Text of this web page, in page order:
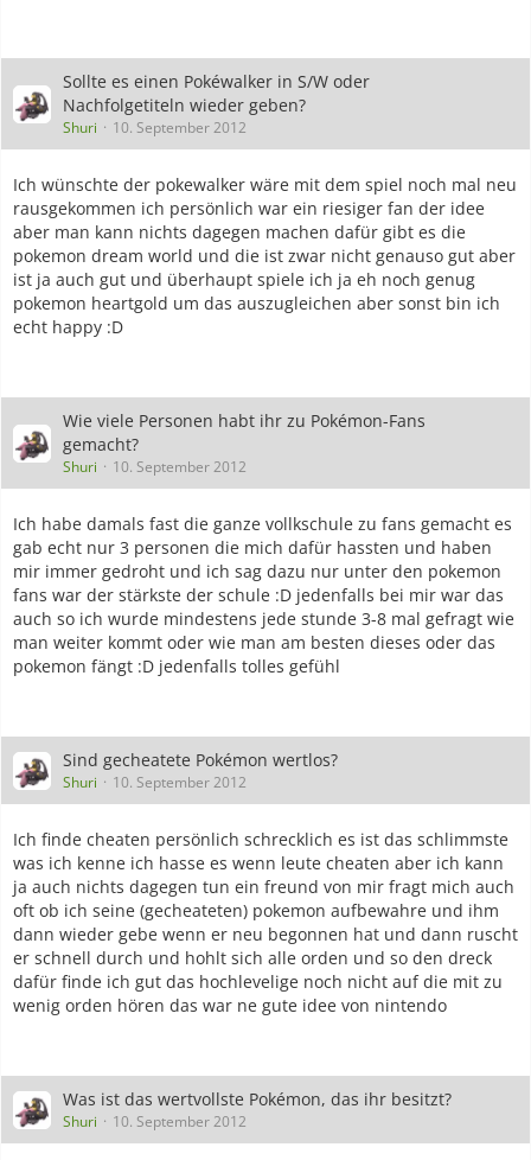
Sollte es einen Pokéwalker in S/W oder
Nachfolgetiteln wieder geben?
Shuri 10. September 2012
Ich wünschte der pokewalker wäre mit dem spiel noch mal neu
rausgekommen ich persönlich war ein riesiger fan der idee
aber man kann nichts dagegen machen dafür gibt es die
pokemon dream world und die ist zwar nicht genauso gut aber
ist ja auch gut und überhaupt spiele ich ja eh noch genug
pokemon heartgold um das auszugleichen aber sonst bin ich
echt happy :D
Wie viele Personen habt ihr zu Pokémon-Fans
gemacht?
Shuri 10. September 2012
Ich habe damals fast die ganze vollkschule zu fans gemacht es
gab echt nur 3 personen die mich dafür hassten und haben
mir immer gedroht und ich sag dazu nur unter den pokemon
fans war der stärkste der schule :D jedenfalls bei mir war das
auch so ich wurde mindestens jede stunde 3-8 mal gefragt wie
man weiter kommt oder wie man am besten dieses oder das
pokemon fängt :D jedenfalls tolles gefühl
Sind gecheatete Pokémon wertlos?
Shuri 10. September 2012
Ich finde cheaten persönlich schrecklich es ist das schlimmste
was ich kenne ich hasse es wenn leute cheaten aber ich kann
ja auch nichts dagegen tun ein freund von mir fragt mich auch
oft ob ich seine (gecheateten) pokemon aufbewahre und ihm
dann wieder gebe wenn er neu begonnen hat und dann ruscht
er schnell durch und hohlt sich alle orden und so den dreck
dafür finde ich gut das hochlevelige noch nicht auf die mit zu
wenig orden hören das war ne gute idee von nintendo
Was ist das wertvollste Pokémon, das ihr besitzt?
Shuri 10. September 2012